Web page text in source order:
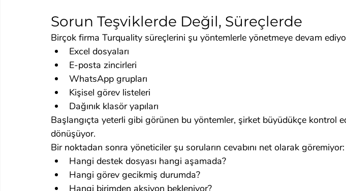
Sorun Teşviklerde Değil, Süreçlerde
Birçok firma Turquality süreçlerini şu yöntemlerle yönetmeye devam
Excel dosyaları
E-posta zincirleri
WhatsApp grupları
Kişisel görev listeleri
Dağınık klasör yapıları
Başlangıçta yeterli gibi görünen bu yöntemler, şirket büyüdükçe kontrol
dönüşüyor.
Bir noktadan sonra yöneticiler şu soruların cevabını net olarak göremiyor:
Hangi destek dosyası hangi aşamada?
Hangi görev gecikmiş durumda?
Hangi birimden aksiyon bekleniyor?